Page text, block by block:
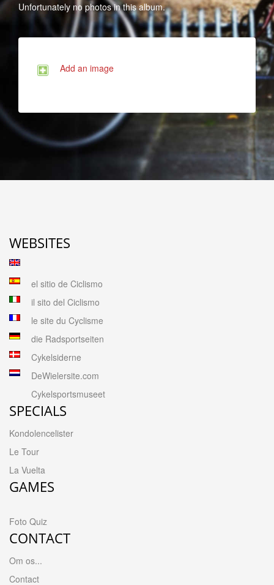
Unfortunately no photos in this album.
Add an image
WEBSITES
el sitio de Ciclismo
il sito del Ciclismo
le site du Cyclisme
die Radsportseiten
Cykelsiderne
DeWielersite.com
Cykelsportsmuseet
SPECIALS
Kondolencelister
Le Tour
La Vuelta
GAMES
Foto Quiz
CONTACT
Om os...
Contact